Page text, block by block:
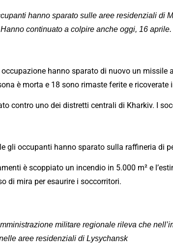
hanno sparato sulle aree residenziali di
continuato a colpire anche oggi, 16 aprile.
hanno sparato di nuovo un missile
è morta e 18 sono rimaste ferite e ricoverate
contro uno dei distretti centrali di Kharkiv. I
gli occupanti hanno sparato sulla raffineria di
è scoppiato un incendio in 5.000 m² e
di mira per esaurire i soccorritori.
militare regionale rileva che
aree residenziali di Lysychansk